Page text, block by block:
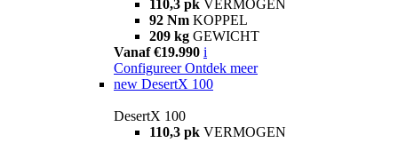
110,3 pk VERMOGEN
92 Nm KOPPEL
209 kg GEWICHT
Vanaf €19.990 i
Configureer Ontdek meer
new DesertX 100
DesertX 100
110,3 pk VERMOGEN